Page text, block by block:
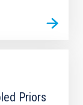
Priors